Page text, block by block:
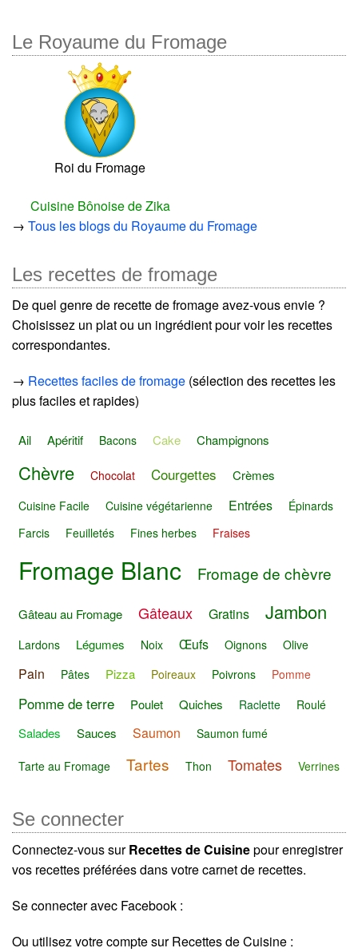
Le Royaume du Fromage
Roi du Fromage
Cuisine Bônoise de Zika
→ Tous les blogs du Royaume du Fromage
Les recettes de fromage
De quel genre de recette de fromage avez-vous envie ?
Choisissez un plat ou un ingrédient pour voir les recettes
correspondantes.
→ Recettes faciles de fromage (sélection des recettes les
plus faciles et rapides)
Ail Apéritif Bacons Cake Champignons
Chèvre Chocolat Courgettes Crèmes
Cuisine Facile Cuisine végétarienne Entrées
Épinards
Farcis
Feuilletés Fines herbes Fraises
Fromage Blanc Fromage de chèvre
Gâteau au Fromage Gâteaux Gratins Jambon
Lardons Légumes Noix Œufs Oignons Olive
Pain Pâtes Pizza Poireaux Poivrons Pomme
Pomme de terre Poulet Quiches Raclette Roulé
Salades Sauces Saumon Saumon fumé
Tarte au Fromage Tartes Thon Tomates Verrines
Se connecter
Connectez-vous surRecettes de Cuisinepour enregistrer
vos recettes préférées dans votre carnet de recettes.
Se connecter avec Facebook :
Ou utilisez votre compte sur Recettes de Cuisine :